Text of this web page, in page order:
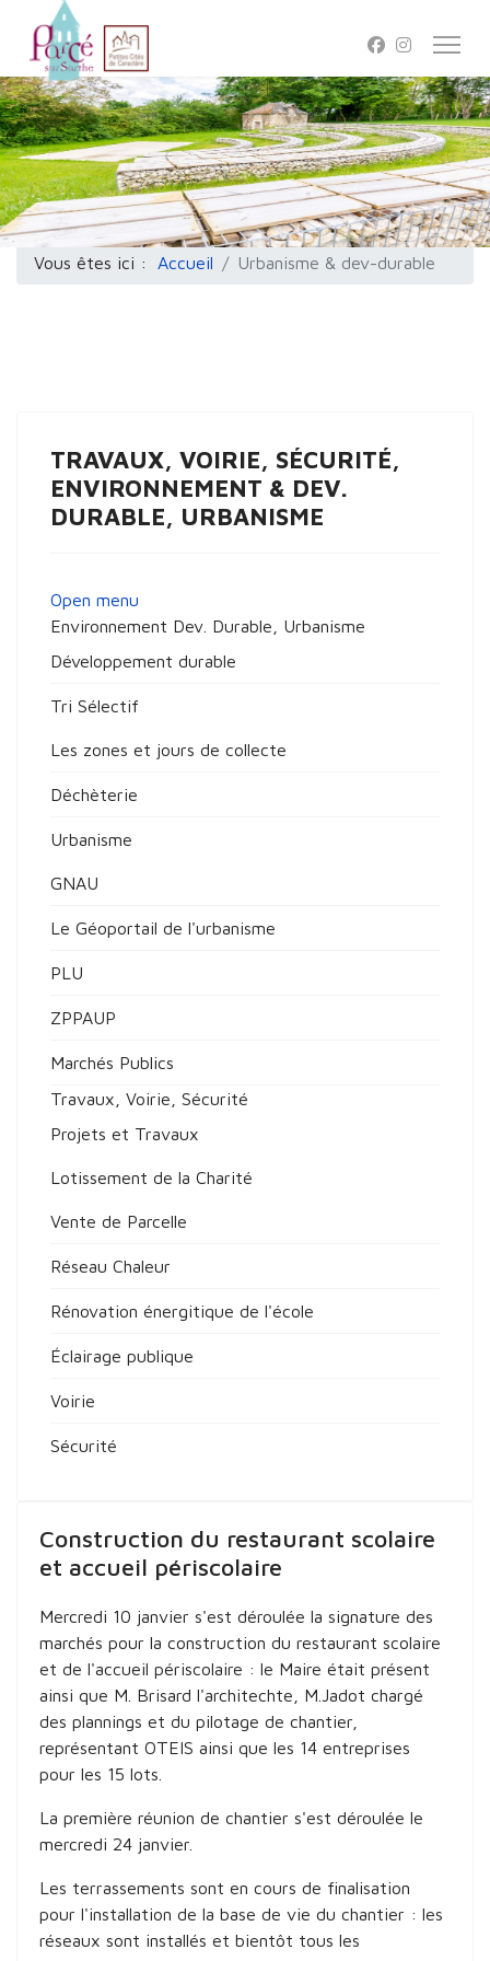
Vous êtes ici : Accueil Urbanisme & dev-durable
TRAVAUX, VOIRIE, SÉCURITÉ,
ENVIRONNEMENT & DEV.
DURABLE, URBANISME
Open menu
Environnement Dev. Durable, Urbanisme
Développement durable
Tri Sélectif
Les zones et jours de collecte
Déchèterie
Urbanisme
GNAU
Le Géoportail de l'urbanisme
PLU
ZPPAUP
Marchés Publics
Travaux, Voirie, Sécurité
Projets et Travaux
Lotissement de la Charité
Vente de Parcelle
Réseau Chaleur
Rénovation énergitique de l'école
Éclairage publique
Voirie
Sécurité
Construction du restaurant scolaire
et accueil périscolaire
Mercredi 10 janvier s'est déroulée la signature des
marchés pour la construction du restaurant scolaire
et de l'accueil périscolaire : le Maire était présent
ainsi que M. Brisard l'architechte, M.Jadot chargé
des plannings et du pilotage de chantier,
représentant OTEIS ainsi que les 14 entreprises
pour les 15 lots.
La première réunion de chantier s'est déroulée le
mercredi 24 janvier.
Les terrassements sont en cours de finalisation
pour l'installation de la base de vie du chantier : les
réseaux sont installés et bientôt tous les